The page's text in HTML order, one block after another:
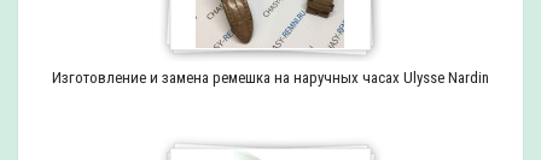
Изготовление и замена ремешка на наручных часах Ulysse Nardin